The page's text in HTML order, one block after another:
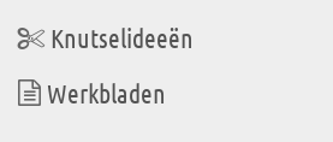
Knutselideeën
Werkbladen